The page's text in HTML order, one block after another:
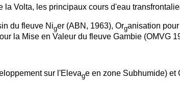
la Volta, les principaux cours d'eau
du fleuve Niger (ABN, 1963), Organisation
la Mise en Valeur du fleuve Gambie (OMVG
sur l'Elevage en zone Subhumide) et